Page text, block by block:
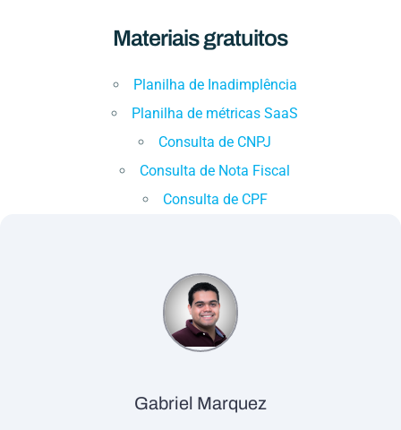
Materiais gratuitos
Planilha de Inadimplência
Planilha de métricas SaaS
Consulta de CNPJ
Consulta de Nota Fiscal
Consulta de CPF
Gabriel Marquez